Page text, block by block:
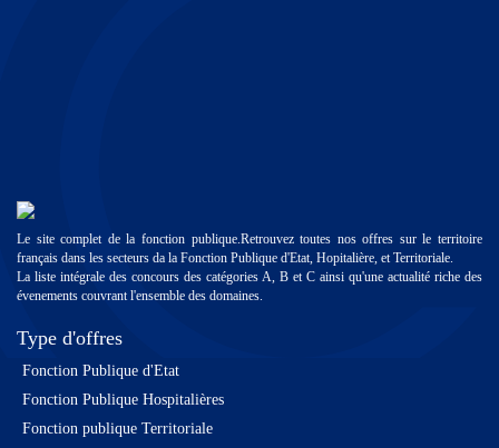
Le site complet de la fonction publique.Retrouvez toutes nos offres sur le territoire
français dans les secteurs da la Fonction Publique d'Etat, Hopitalière, et Territoriale.
La liste intégrale des concours des catégories A, B et C ainsi qu'une actualité riche des
évenements couvrant l'ensemble des domaines.
Type d'offres
Fonction Publique d'Etat
Fonction Publique Hospitalières
Fonction publique Territoriale